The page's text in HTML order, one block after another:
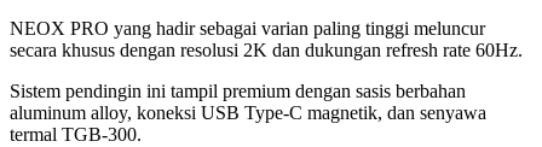
NEOX PRO yang hadir sebagai varian paling tinggi meluncur
secara khusus dengan resolusi 2K dan dukungan refresh rate 60Hz.
Sistem pendingin ini tampil premium dengan sasis berbahan
aluminum alloy, koneksi USB Type-C magnetik, dan senyawa
termal TGB-300.